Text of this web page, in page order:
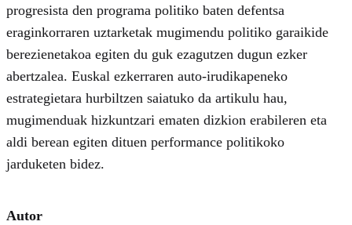
progresista den programa politiko baten defentsa
eraginkorraren uztarketak mugimendu politiko garaikide
berezienetakoa egiten du guk ezagutzen dugun ezker
abertzalea. Euskal ezkerraren auto-irudikapeneko
estrategietara hurbiltzen saiatuko da artikulu hau,
mugimenduak hizkuntzari ematen dizkion erabileren eta
aldi berean egiten dituen performance politikoko
jarduketen bidez.
Autor